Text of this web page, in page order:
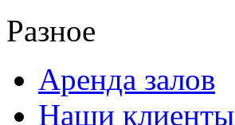
Разное
Аренда залов
Наши клиенты